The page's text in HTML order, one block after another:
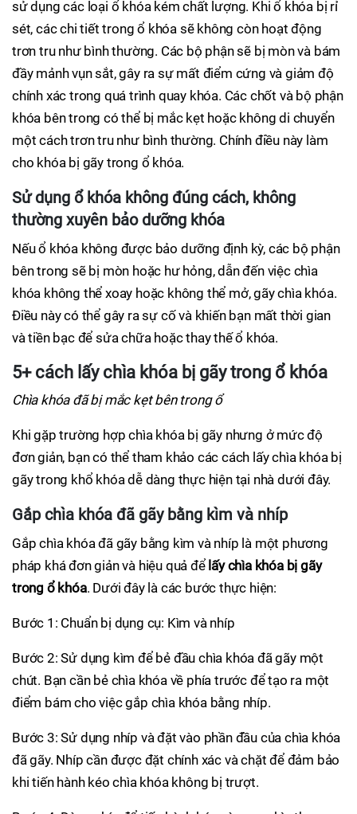
sử dụng các loại ổ khóa kém chất lượng. Khi ổ khóa bị rỉ
sét, các chi tiết trong ổ khóa sẽ không còn hoạt động
trơn tru như bình thường. Các bộ phận sẽ bị mòn và bám
đầy mảnh vụn sắt, gây ra sự mất điểm cứng và giảm độ
chính xác trong quá trình quay khóa. Các chốt và bộ phận
khóa bên trong có thể bị mắc kẹt hoặc không di chuyển
một cách trơn tru như bình thường. Chính điều này làm
cho khóa bị gãy trong ổ khóa.
Sử dụng ổ khóa không đúng cách, không
thường xuyên bảo dưỡng khóa
Nếu ổ khóa không được bảo dưỡng định kỳ, các bộ phận
bên trong sẽ bị mòn hoặc hư hỏng, dẫn đến việc chìa
khóa không thể xoay hoặc không thể mở, gãy chìa khóa.
Điều này có thể gây ra sự cố và khiến bạn mất thời gian
và tiền bạc để sửa chữa hoặc thay thế ổ khóa.
5+ cách lấy chìa khóa bị gãy trong ổ khóa
Chìa khóa đã bị mắc kẹt bên trong ổ
Khi gặp trường hợp chìa khóa bị gãy nhưng ở mức độ
đơn giản, bạn có thể tham khảo các cách lấy chìa khóa bị
gãy trong khổ khóa dễ dàng thực hiện tại nhà dưới đây.
Gắp chìa khóa đã gãy bằng kìm và nhíp
Gắp chìa khóa đã gãy bằng kìm và nhíp là một phương
pháp khá đơn giản và hiệu quả để lấy chìa khóa bị gãy
trong ổ khóa. Dưới đây là các bước thực hiện:
Bước 1: Chuẩn bị dụng cụ: Kìm và nhíp
Bước 2: Sử dụng kìm để bẻ đầu chìa khóa đã gãy một
chút. Bạn cần bẻ chìa khóa về phía trước để tạo ra một
điểm bám cho việc gắp chìa khóa bằng nhíp.
Bước 3: Sử dụng nhíp và đặt vào phần đầu của chìa khóa
đã gãy. Nhíp cần được đặt chính xác và chặt để đảm bảo
khi tiến hành kéo chìa khóa không bị trượt.